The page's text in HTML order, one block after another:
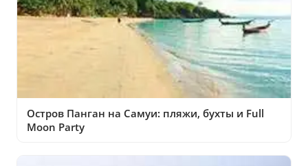
Остров Панган на Самуи: пляжи, бухты и Full
Moon Party